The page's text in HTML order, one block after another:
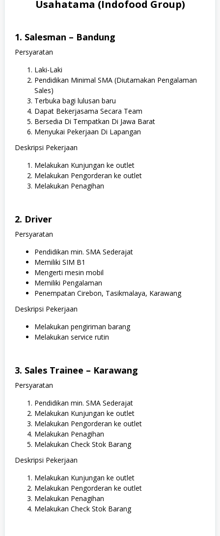
Usahatama (Indofood Group)
1. Salesman – Bandung
Persyaratan
Laki-Laki
Pendidikan Minimal SMA (Diutamakan Pengalaman
Sales)
Terbuka bagi lulusan baru
Dapat Bekerjasama Secara Team
Bersedia Di Tempatkan Di Jawa Barat
Menyukai Pekerjaan Di Lapangan
Deskripsi Pekerjaan
Melakukan Kunjungan ke outlet
Melakukan Pengorderan ke outlet
Melakukan Penagihan
2. Driver
Persyaratan
Pendidikan min. SMA Sederajat
Memiliki SIM B1
Mengerti mesin mobil
Memiliki Pengalaman
Penempatan Cirebon, Tasikmalaya, Karawang
Deskripsi Pekerjaan
Melakukan pengiriman barang
Melakukan service rutin
3. Sales Trainee – Karawang
Persyaratan
Pendidikan min. SMA Sederajat
Melakukan Kunjungan ke outlet
Melakukan Pengorderan ke outlet
Melakukan Penagihan
Melakukan Check Stok Barang
Deskripsi Pekerjaan
Melakukan Kunjungan ke outlet
Melakukan Pengorderan ke outlet
Melakukan Penagihan
Melakukan Check Stok Barang